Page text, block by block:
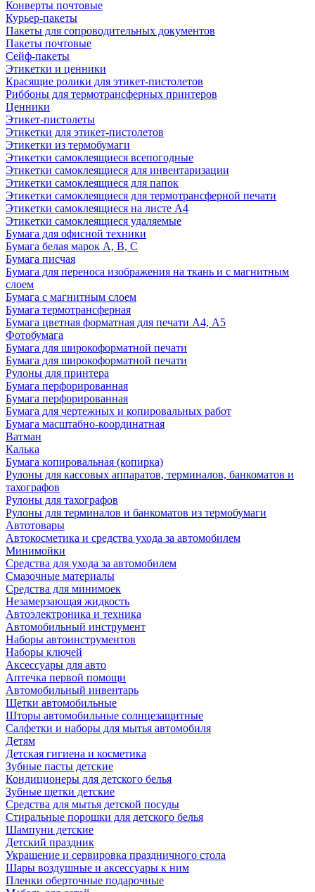
Конверты почтовые
Курьер-пакеты
Пакеты для сопроводительных документов
Пакеты почтовые
Сейф-пакеты
Этикетки и ценники
Красящие ролики для этикет-пистолетов
Риббоны для термотрансферных принтеров
Ценники
Этикет-пистолеты
Этикетки для этикет-пистолетов
Этикетки из термобумаги
Этикетки самоклеящиеся всепогодные
Этикетки самоклеящиеся для инвентаризации
Этикетки самоклеящиеся для папок
Этикетки самоклеящиеся для термотрансферной печати
Этикетки самоклеящиеся на листе А4
Этикетки самоклеящиеся удаляемые
Бумага для офисной техники
Бумага белая марок А, В, С
Бумага писчая
Бумага для переноса изображения на ткань и с магнитным
слоем
Бумага с магнитным слоем
Бумага термотрансферная
Бумага цветная форматная для печати А4, А5
Фотобумага
Бумага для широкоформатной печати
Бумага для широкоформатной печати
Рулоны для принтера
Бумага перфорированная
Бумага перфорированная
Бумага для чертежных и копировальных работ
Бумага масштабно-координатная
Ватман
Калька
Бумага копировальная (копирка)
Рулоны для кассовых аппаратов, терминалов, банкоматов и
тахографов
Рулоны для тахографов
Рулоны для терминалов и банкоматов из термобумаги
Автотовары
Автокосметика и средства ухода за автомобилем
Минимойки
Средства для ухода за автомобилем
Смазочные материалы
Средства для минимоек
Незамерзающая жидкость
Автоэлектроника и техника
Автомобильный инструмент
Наборы автоинструментов
Наборы ключей
Аксессуары для авто
Аптечка первой помощи
Автомобильный инвентарь
Щетки автомобильные
Шторы автомобильные солнцезащитные
Салфетки и наборы для мытья автомобиля
Детям
Детская гигиена и косметика
Зубные пасты детские
Кондиционеры для детского белья
Зубные щетки детские
Средства для мытья детской посуды
Стиральные порошки для детского белья
Шампуни детские
Детский праздник
Украшение и сервировка праздничного стола
Шары воздушные и аксессуары к ним
Пленки оберточные подарочные